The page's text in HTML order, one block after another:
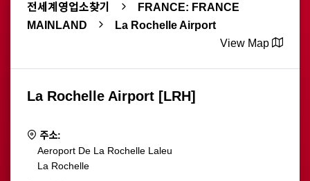
전세계영업소찾기
FRANCE: FRANCE
MAINLAND
La Rochelle Airport
View Map
La Rochelle Airport [LRH]
주소:
Aeroport De La Rochelle Laleu
La Rochelle